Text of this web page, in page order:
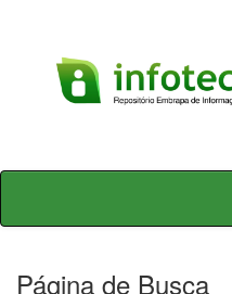
Skip
Página de Busca